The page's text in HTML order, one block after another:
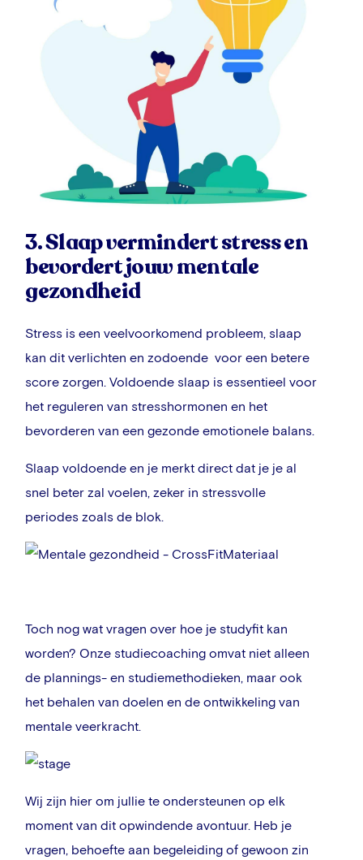
3.Slaap vermindert stress en
bevordert jouw mentale
gezondheid
Stress is een veelvoorkomend probleem, slaap
kan dit verlichten en zodoende voor een betere
score zorgen. Voldoende slaap is essentieel voor
het reguleren van stresshormonen en het
bevorderen van een gezonde emotionele balans.
Slaap voldoende en je merkt direct dat je je al
snel beter zal voelen, zeker in stressvolle
periodes zoals de blok.
Toch nog wat vragen over hoe je studyfit kan
worden? Onze studiecoaching omvat niet alleen
de plannings- en studiemethodieken, maar ook
het behalen van doelen en de ontwikkeling van
mentale veerkracht.
Wij zijn hier om jullie te ondersteunen op elk
moment van dit opwindende avontuur. Heb je
vragen, behoefte aan begeleiding of gewoon zin